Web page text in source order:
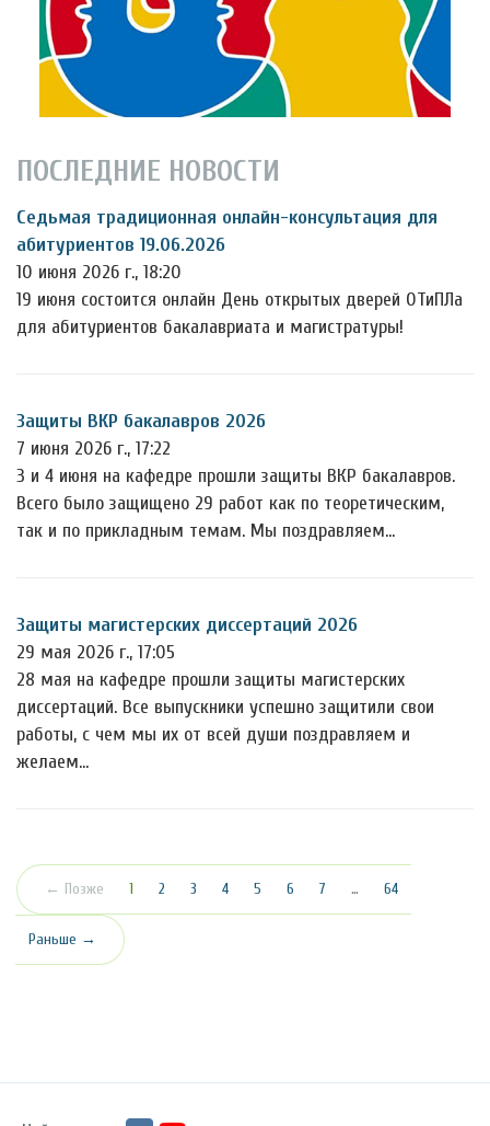
ПОСЛЕДНИЕ НОВОСТИ
Седьмая традиционная онлайн-консультация для
абитуриентов 19.06.2026
10 июня 2026 г., 18:20
19 июня состоится онлайн День открытых дверей ОТиПЛа
для абитуриентов бакалавриата и магистратуры!
Защиты ВКР бакалавров 2026
7 июня 2026 г., 17:22
3 и 4 июня на кафедре прошли защиты ВКР бакалавров.
Всего было защищено 29 работ как по теоретическим,
так и по прикладным темам. Мы поздравляем…
Защиты магистерских диссертаций 2026
29 мая 2026 г., 17:05
28 мая на кафедре прошли защиты магистерских
диссертаций. Все выпускники успешно защитили свои
работы, с чем мы их от всей души поздравляем и
желаем…
← Позже 1 (текущая)
2 3 4 5 6 7 … 64
Раньше →